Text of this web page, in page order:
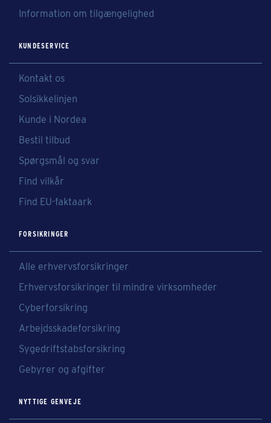
Information om tilgængelighed
KUNDESERVICE
Kontakt os
Solsikkelinjen
Kunde i Nordea
Bestil tilbud
Spørgsmål og svar
Find vilkår
Find EU-faktaark
FORSIKRINGER
Alle erhvervsforsikringer
Erhvervsforsikringer til mindre virksomheder
Cyberforsikring
Arbejdsskadeforsikring
Sygedriftstabsforsikring
Gebyrer og afgifter
NYTTIGE GENVEJE